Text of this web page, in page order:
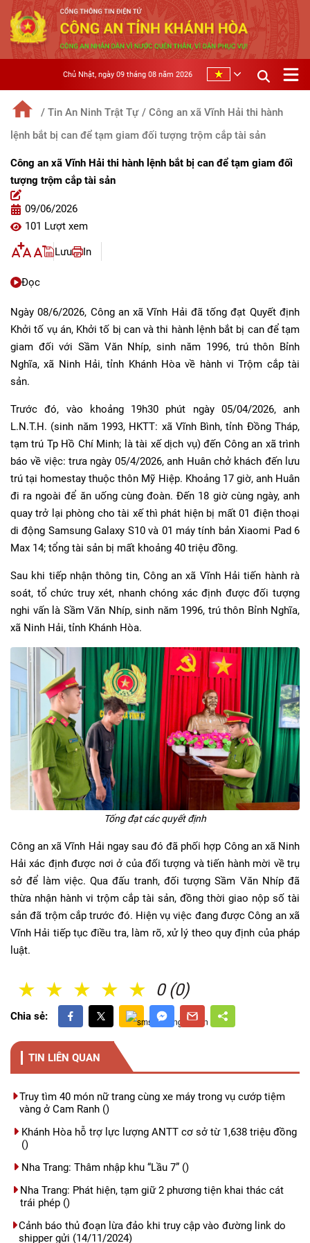
Chủ Nhật, ngày 09 tháng 08 năm 2026
/ Tin An Ninh Trật Tự / Công an xã Vĩnh Hải thi hành
lệnh bắt bị can để tạm giam đối tượng trộm cắp tài sản
Công an xã Vĩnh Hải thi hành lệnh bắt bị can để tạm giam đối
tượng trộm cắp tài sản
09/06/2026
101 Lượt xem
Lưu In
Đọc
Ngày 08/6/2026, Công an xã Vĩnh Hải đã tống đạt Quyết định
Khởi tố vụ án, Khởi tố bị can và thi hành lệnh bắt bị can để tạm
giam đối với Sầm Văn Nhíp, sinh năm 1996, trú thôn Bỉnh
Nghĩa, xã Ninh Hải, tỉnh Khánh Hòa về hành vi Trộm cắp tài
sản.
Trước đó, vào khoảng 19h30 phút ngày 05/04/2026, anh
L.N.T.H. (sinh năm 1993, HKTT: xã Vĩnh Bình, tỉnh Đồng Tháp,
tạm trú Tp Hồ Chí Minh; là tài xế dịch vụ) đến Công an xã trình
báo về việc: trưa ngày 05/4/2026, anh Huân chở khách đến lưu
trú tại homestay thuộc thôn Mỹ Hiệp. Khoảng 17 giờ, anh Huân
đi ra ngoài để ăn uống cùng đoàn. Đến 18 giờ cùng ngày, anh
quay trở lại phòng cho tài xế thì phát hiện bị mất 01 điện thoại
di động Samsung Galaxy S10 và 01 máy tính bản Xiaomi Pad 6
Max 14; tổng tài sản bị mất khoảng 40 triệu đồng.
Sau khi tiếp nhận thông tin, Công an xã Vĩnh Hải tiến hành rà
soát, tổ chức truy xét, nhanh chóng xác định được đối tượng
nghi vấn là Sầm Văn Nhíp, sinh năm 1996, trú thôn Bỉnh Nghĩa,
xã Ninh Hải, tỉnh Khánh Hòa.
Tống đạt các quyết định
Công an xã Vĩnh Hải ngay sau đó đã phối hợp Công an xã Ninh
Hải xác định được nơi ở của đối tượng và tiến hành mời về trụ
sở để làm việc. Qua đấu tranh, đối tượng Sầm Văn Nhíp đã
thừa nhận hành vi trộm cắp tài sản, đồng thời giao nộp số tài
sản đã trộm cắp trước đó. Hiện vụ việc đang được Công an xã
Vĩnh Hải tiếp tục điều tra, làm rõ, xử lý theo quy định của pháp
luật.
0 (0)
5 Sao
4 Sao
3 Sao
2 Sao
1 Sao
Chia sẻ:
TIN LIÊN QUAN
Truy tìm 40 món nữ trang cùng xe máy trong vụ cướp tiệm
vàng ở Cam Ranh()
Khánh Hòa hỗ trợ lực lượng ANTT cơ sở từ 1,638 triệu đồng
()
Nha Trang: Thâm nhập khu “Lầu 7” ()
Nha Trang: Phát hiện, tạm giữ 2 phương tiện khai thác cát
trái phép ()
Cảnh báo thủ đoạn lừa đảo khi truy cập vào đường link do
shipper gửi (14/11/2024)